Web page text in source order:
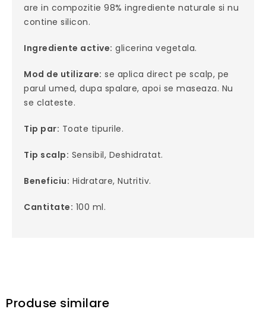
are in compozitie 98% ingrediente naturale si nu
contine silicon.
Ingrediente active: glicerina vegetala.
Mod de utilizare: se aplica direct pe scalp, pe
parul umed, dupa spalare, apoi se maseaza. Nu
se clateste.
Tip par: Toate tipurile.
Tip scalp: Sensibil, Deshidratat.
Beneficiu: Hidratare, Nutritiv.
Cantitate: 100 ml.
Produse similare